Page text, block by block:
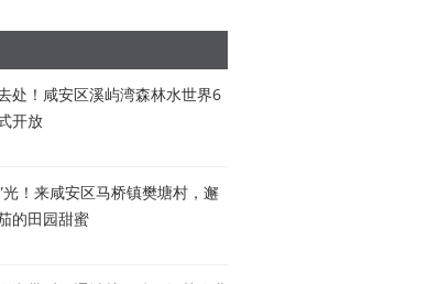
处！咸安区溪屿湾森林水世界6
开放
光！来咸安区马桥镇樊塘村，邂
的田园甜蜜